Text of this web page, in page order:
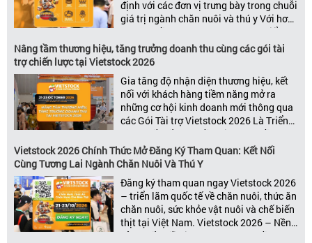
định với các đơn vị trưng bày trong chuỗi
giá trị ngành chăn nuôi và thú y Với hơn
20 năm đồng hành cùng sự phát triển
của ngành chăn nuôi Việt Nam,
Vietstock đã khẳng định vị thế là triển […]
Nâng tầm thương hiệu, tăng trưởng doanh thu cùng các gói tài
trợ chiến lược tại Vietstock 2026
Gia tăng độ nhận diện thương hiệu, kết
nối với khách hàng tiềm năng mở ra
những cơ hội kinh doanh mới thông qua
các Gói Tài trợ Vietstock 2026 Là Triển
lãm Quốc tế hàng đầu Việt Nam về
chuyên ngành Chăn nuôi, Thức ăn chăn
nuôi và Chế biến thịt, Vietstock Expo &
Vietstock 2026 Chính Thức Mở Đăng Ký Tham Quan: Kết Nối
Cùng Tương Lai Ngành Chăn Nuôi Và Thú Y
Đăng ký tham quan ngay Vietstock 2026
– triển lãm quốc tế về chăn nuôi, thức ăn
chăn nuôi, sức khỏe vật nuôi và chế biến
thịt tại Việt Nam. Vietstock 2026 – Nền
Tảng Kết Nối Kinh Doanh Hàng Đầu Cho